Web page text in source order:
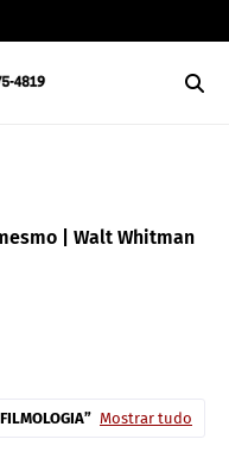
| Walt Whitman
FILMOLOGIA Mostrar tudo